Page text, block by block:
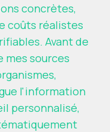
concrètes,
coûts réalistes
Avant de
mes sources
l'information
personnalisé,